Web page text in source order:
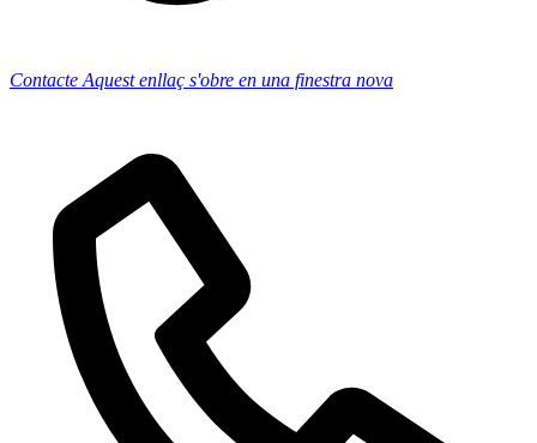
Contacte Aquest enllaç s'obre en una finestra nova